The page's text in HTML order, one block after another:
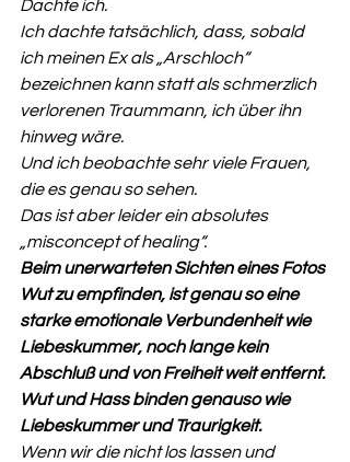
Dachte ich.
Ich dachte tatsächlich, dass, sobald
ich meinen Ex als „Arschloch“
bezeichnen kann statt als schmerzlich
verlorenen Traummann, ich über ihn
hinweg wäre.
Und ich beobachte sehr viele Frauen,
die es genau so sehen.
Das ist aber leider ein absolutes
„misconcept of healing“.
Beim unerwarteten Sichten eines Fotos
Wut zu empfinden, ist genau so eine
starke emotionale Verbundenheit wie
Liebeskummer, noch lange kein
Abschluß und von Freiheit weit entfernt.
Wut und Hass binden genauso wie
Liebeskummer und Traurigkeit.
Wenn wir die nicht los lassen und